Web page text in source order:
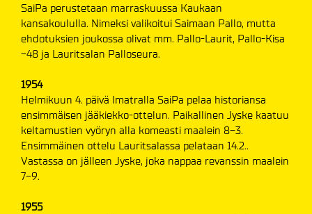
SaiPa perustetaan marraskuussa Kaukaan
kansakoululla. Nimeksi valikoitui Saimaan Pallo, mutta
ehdotuksien joukossa olivat mm. Pallo-Laurit, Pallo-Kisa
-48 ja Lauritsalan Palloseura.
1954
Helmikuun 4. päivä Imatralla SaiPa pelaa historiansa
ensimmäisen jääkiekko-ottelun. Paikallinen Jyske kaatuu
keltamustien vyöryn alla komeasti maalein 8-3.
Ensimmäinen ottelu Lauritsalassa pelataan 14.2..
Vastassa on jälleen Jyske, joka nappaa revanssin maalein
7-9.
1955